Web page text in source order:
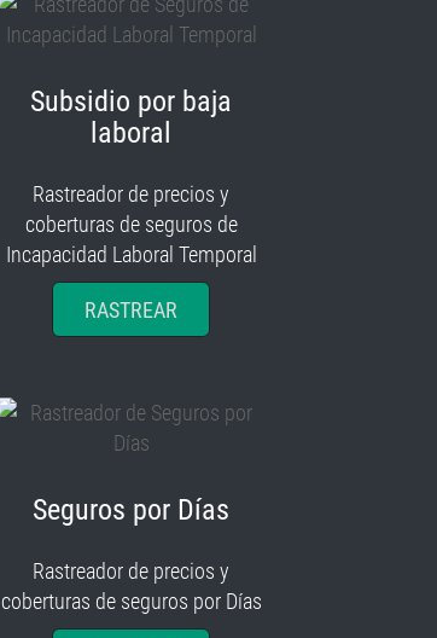
Subsidio por baja
laboral
Rastreador de precios y
coberturas de seguros de
Incapacidad Laboral Temporal
RASTREAR
Seguros por Días
Rastreador de precios y
coberturas de seguros por Días